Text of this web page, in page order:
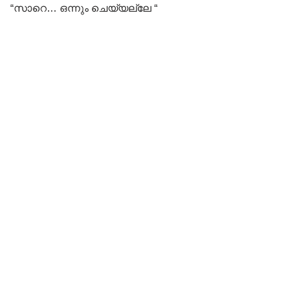
“സാറെ… ഒന്നും ചെയ്യല്ലേ “